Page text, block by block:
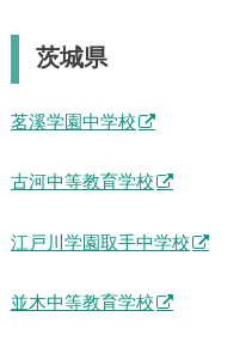
茨城県
茗溪学園中学校
古河中等教育学校
江戸川学園取手中学校
並木中等教育学校